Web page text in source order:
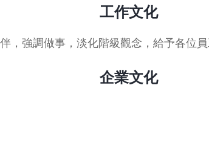
工作文化
強調做事，淡化階級觀念，給予各位
企業文化